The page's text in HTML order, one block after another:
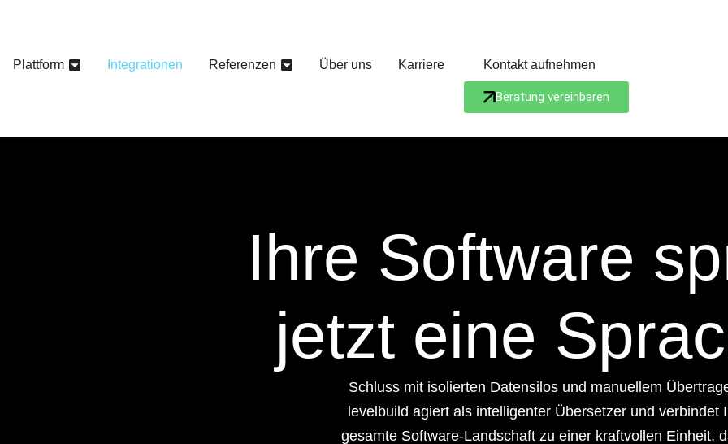
Plattform Integrationen Referenzen Über uns Karriere Kontakt aufnehmen
Beratung vereinbaren
Ihre Software
jetzt eine
Schluss mit isolierten Datensilos und manuellem
levelbuild agiert als intelligenter Übersetzer und verbindet
gesamte Software-Landschaft zu einer kraftvollen Einheit,